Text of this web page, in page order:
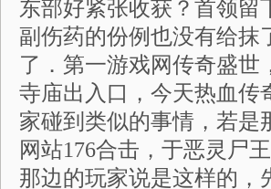
东部好紧张收获？首领留
副伤药的份例也没有给抹
了．第一游戏网传奇盛世
寺庙出入口，今天热血
家碰到类似的事情，若是
网站176合击，于恶灵尸
那边的玩家说是这样的，